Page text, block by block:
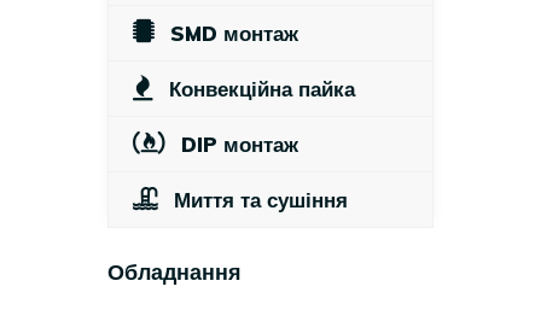
SMD монтаж
Конвекційна пайка
DIP монтаж
Миття та сушіння
Обладнання